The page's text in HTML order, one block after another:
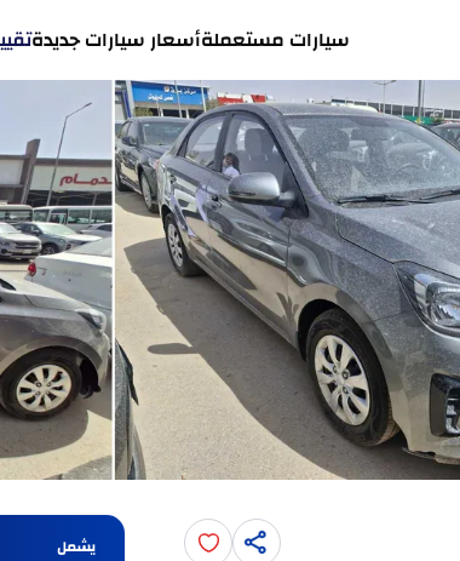
سيارات مستعملةأسعار سيارات جديدة
يشمل